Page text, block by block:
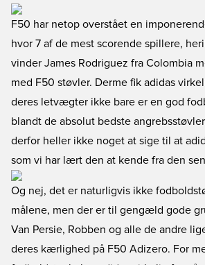
F50 har netop overstået en
hvor 7 af de mest scorende spillere,
vinder James Rodriguez fra Colombia
med F50 støvler. Derme fik adidas
deres letvægter ikke bare er en god
blandt de absolut bedste
derfor heller ikke noget at sige til at
som vi har lært den at kende fra den
Og nej, det er naturligvis ikke
målene, men der er til gengæld gode
Van Persie, Robben og alle de andre
deres kærlighed på F50 Adizero. For